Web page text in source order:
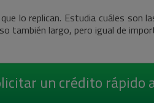
lo replican. Estudia cuáles son
también largo, pero igual de
un crédito rápido